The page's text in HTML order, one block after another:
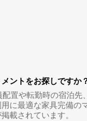
ントをお探しですか
置や転勤時の宿泊先
に最適な家具完備の
載されています。